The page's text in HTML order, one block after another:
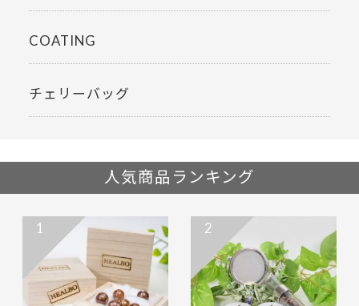
COATING
チェリーバッグ
人気商品ランキング
1 2